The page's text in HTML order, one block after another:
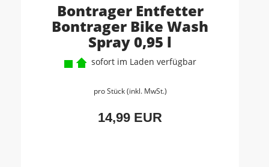
Bontrager Entfetter
Bontrager Bike Wash
Spray 0,95 l
sofort im Laden verfügbar
pro Stück (inkl. MwSt.)
14,99 EUR